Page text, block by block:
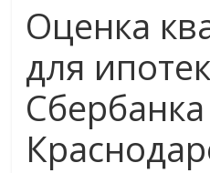
Оценка
для